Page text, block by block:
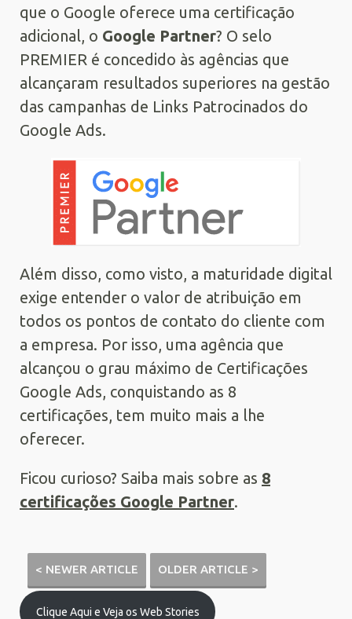
que o Google oferece uma certificação
adicional, o Google Partner? O selo
PREMIER é concedido às agências que
alcançaram resultados superiores na gestão
das campanhas de Links Patrocinados do
Google Ads.
Além disso, como visto, a maturidade digital
exige entender o valor de atribuição em
todos os pontos de contato do cliente com
a empresa. Por isso, uma agência que
alcançou o grau máximo de Certificações
Google Ads, conquistando as 8
certificações, tem muito mais a lhe
oferecer.
Ficou curioso? Saiba mais sobre as 8
certificações Google Partner.
< NEWER ARTICLE OLDER ARTICLE >
Clique Aqui e Veja os Web Stories